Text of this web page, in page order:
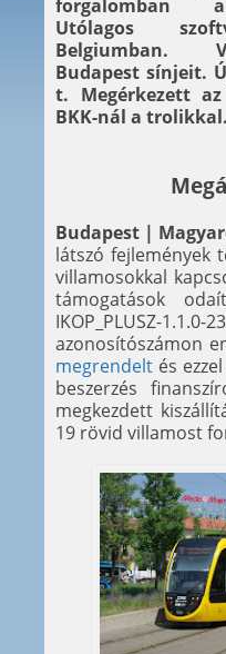
forgalomban a
Utólagos
Belgiumban.
Budapest sínjeit.
t. Megérkezett
BKK-nál a trolikkal.
Budapest |
látszó fejlemények
villamosokkal
támogatások
IKOP_PLUSZ-1.1.0-
azonosítószámon
megrendelt és
beszerzés
megkezdett
19 rövid villamost